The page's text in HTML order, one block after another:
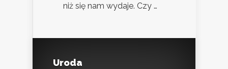
niż się nam wydaje. Czy …
Uroda